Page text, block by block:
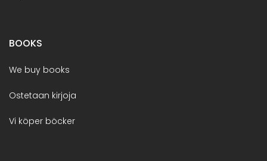
BOOKS
We buy books
Ostetaan kirjoja
Vi köper böcker